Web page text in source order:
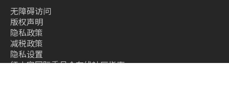
无障碍访问
版权声明
隐私政策
减税政策
隐私设置
红十字国际委员会在线社区指南